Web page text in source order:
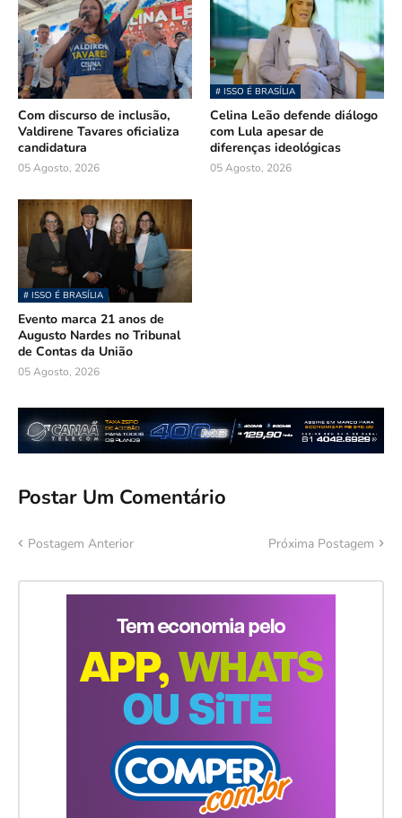
Com discurso de inclusão,
Valdirene Tavares oficializa
candidatura
05 Agosto, 2026
# ISSO É BRASÍLIA
Celina Leão defende diálogo
com Lula apesar de
diferenças ideológicas
05 Agosto, 2026
# ISSO É BRASÍLIA
Evento marca 21 anos de
Augusto Nardes no Tribunal
de Contas da União
05 Agosto, 2026
Postar Um Comentário
Postagem Anterior Próxima Postagem